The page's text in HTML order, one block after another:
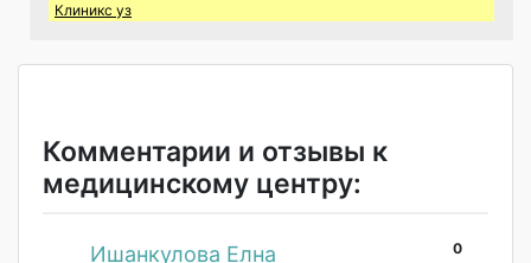
Клиникс уз
Комментарии и отзывы к
медицинскому центру:
0
Ишанкулова Елна